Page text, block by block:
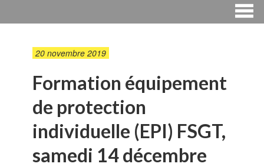
20 novembre 2019
Formation équipement
de protection
individuelle (EPI) FSGT,
samedi 14 décembre